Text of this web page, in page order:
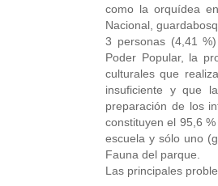
como la orquídea
Nacional,
3 personas (4,41
Poder Popular, la
culturales que
insuficiente y que
preparación de los
constituyen el 95,6
escuela y sólo uno
Fauna del parque.
Las principales